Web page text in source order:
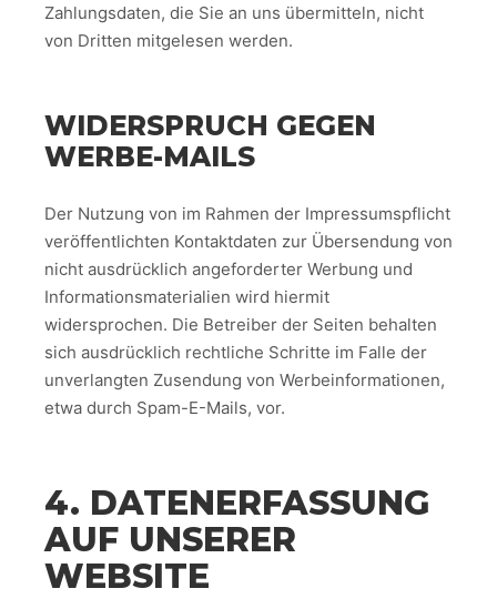
Zahlungsdaten, die Sie an uns übermitteln, nicht
von Dritten mitgelesen werden.
WIDERSPRUCH GEGEN
WERBE-MAILS
Der Nutzung von im Rahmen der Impressumspflicht
veröffentlichten Kontaktdaten zur Übersendung von
nicht ausdrücklich angeforderter Werbung und
Informationsmaterialien wird hiermit
widersprochen. Die Betreiber der Seiten behalten
sich ausdrücklich rechtliche Schritte im Falle der
unverlangten Zusendung von Werbeinformationen,
etwa durch Spam-E-Mails, vor.
4. DATENERFASSUNG
AUF UNSERER
WEBSITE